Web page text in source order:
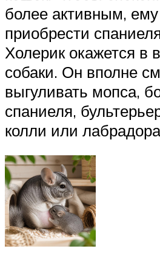
более активным,
приобрести
Холерик окажется в
собаки. Он вполне
выгуливать мопса,
спаниеля,
колли или